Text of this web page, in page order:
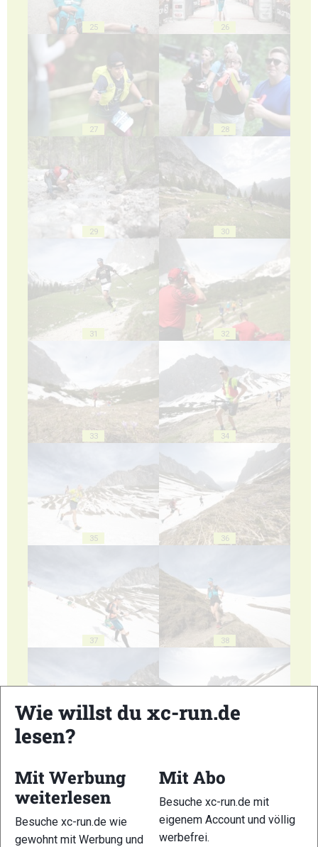
25 26
27 28
29 30
31 32
33 34
35 36
37 38
41
Wie willst du xc-run.de
lesen?
Mit Werbung
weiterlesen
Besuche xc-run.de wie
gewohnt mit Werbung und
Mit Abo
Besuche xc-run.de mit
eigenem Account und völlig
werbefrei.